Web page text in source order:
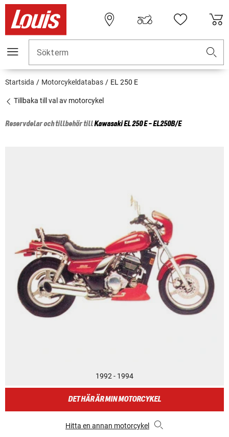
Sökterm
Startsida Motorcykeldatabas EL 250 E
Tillbaka till val av motorcykel
Reservdelar och tillbehör tillKawasakiEL 250 E - EL250B/E
1992 - 1994
DET HÄR ÄR MIN MOTORCYKEL
Hitta en annan motorcykel